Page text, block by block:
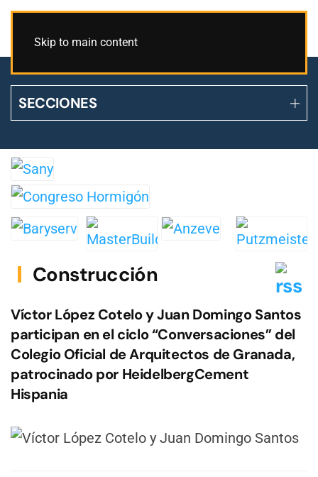
Skip to main content
SECCIONES
Construcción
Víctor López Cotelo y Juan Domingo Santos
participan en el ciclo “Conversaciones” del
Colegio Oficial de Arquitectos de Granada,
patrocinado por HeidelbergCement
Hispania